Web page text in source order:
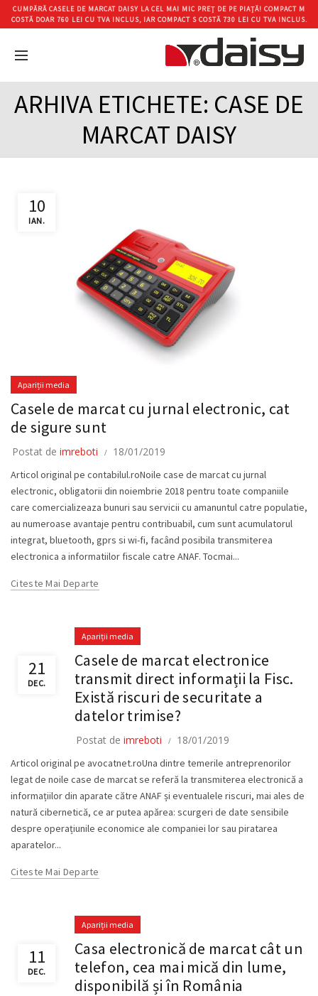
ARHIVA ETICHETE: CASE DE
MARCAT DAISY
10
IAN.
Apariții media
Casele de marcat cu jurnal electronic, cat
de sigure sunt
Postat de imreboti 18/01/2019
Articol original pe contabilul.roNoile case de marcat cu jurnal
electronic, obligatorii din noiembrie 2018 pentru toate companiile
care comercializeaza bunuri sau servicii cu amanuntul catre populatie,
au numeroase avantaje pentru contribuabil, cum sunt acumulatorul
integrat, bluetooth, gprs si wi-fi, facând posibila transmiterea
electronica a informatiilor fiscale catre ANAF. Tocmai...
Citeste Mai Departe
21
DEC.
Apariții media
Casele de marcat electronice
transmit direct informații la Fisc.
Există riscuri de securitate a
datelor trimise?
Postat de imreboti 18/01/2019
Articol original pe avocatnet.roUna dintre temerile antreprenorilor
legat de noile case de marcat se referă la transmiterea electronică a
informațiilor din aparate către ANAF și eventualele riscuri, mai ales de
natură cibernetică, ce ar putea apărea: scurgeri de date sensibile
despre operațiunile economice ale companiei lor sau piratarea
aparatelor...
Citeste Mai Departe
11
DEC.
Apariții media
Casa electronică de marcat cât un
telefon, cea mai mică din lume,
disponibilă și în România
CUMPĂRĂ CASELE DE MARCAT DAISY LA CEL MAI MIC PREȚ DE PE PIAȚĂ! COMPACT M
COSTĂ DOAR 760 LEI CU TVA INCLUS, IAR COMPACT S COSTĂ 730 LEI CU TVA INCLUS.